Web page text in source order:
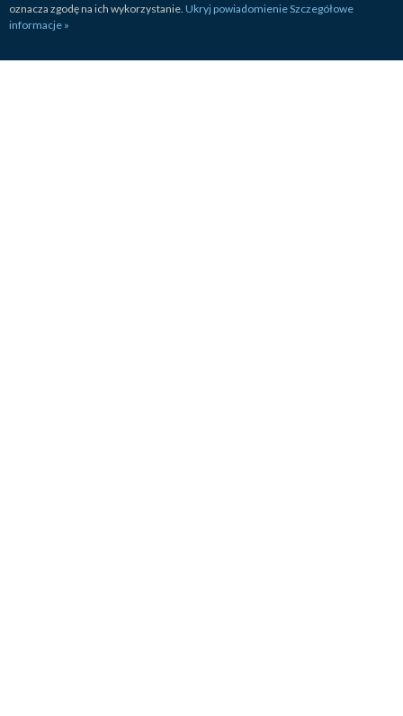
oznacza zgodę na ich wykorzystanie. Ukryj powiadomienieSzczegółowe
informacje »